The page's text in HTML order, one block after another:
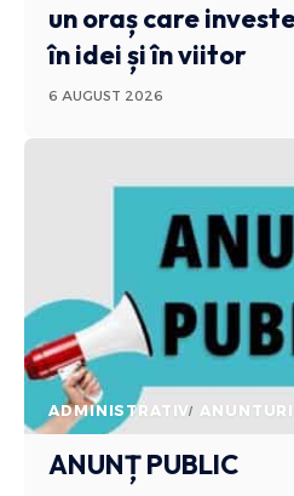
un oraș care
în idei și în viitor
6 AUGUST 2026
ADMINISTRATIV
ANUNȚ PUBLIC